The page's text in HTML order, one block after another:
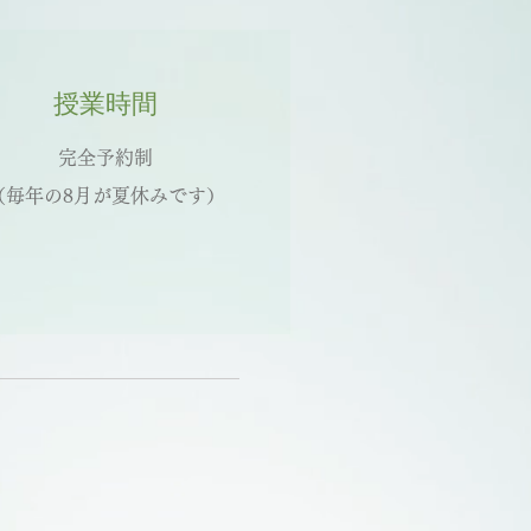
授業時間
完全予約制
毎年の8月が夏休みです）